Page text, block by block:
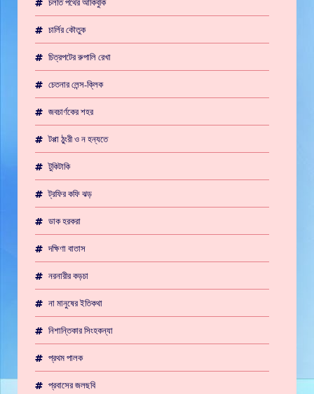
চার্লির কৌতুক
চিত্রপটের রুপালি রেখা
চেতনার লেন্স-ক্লিক
জবচার্ণকের শহর
টপ্পা ঠুংরী ও ন হন্যতে
টুকিটাকি
ট্রফির কফি ঝড়
ডাক হরকরা
দক্ষিণা বাতাস
নরনারীর কড়চা
না মানুষের ইতিকথা
নিশান্তিকার সিংহকন্যা
প্রথম পালক
প্রবাসের জলছবি